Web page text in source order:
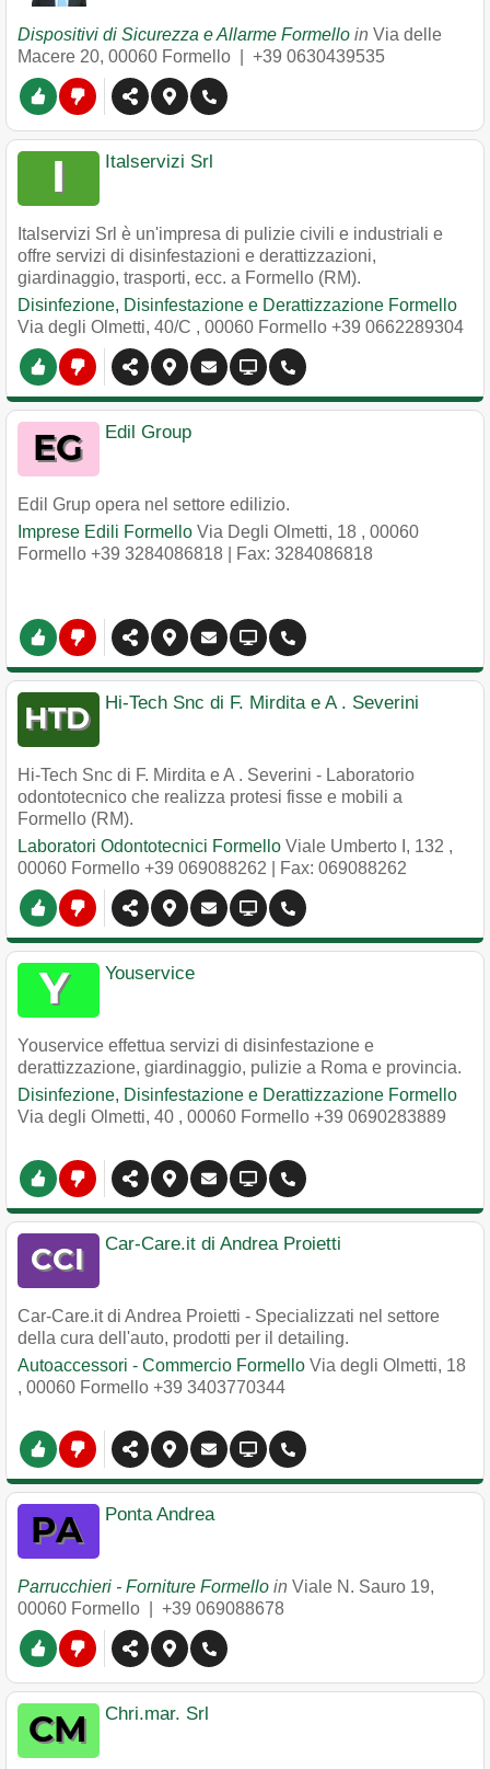
Dispositivi di Sicurezza e Allarme Formello in Via delle
Macere 20, 00060 Formello +39 0630439535
Italservizi Srl
Italservizi Srl è un'impresa di pulizie civili e industriali e
offre servizi di disinfestazioni e derattizzazioni,
giardinaggio, trasporti, ecc. a Formello (RM).
Disinfezione, Disinfestazione e Derattizzazione Formello
Via degli Olmetti, 40/C , 00060 Formello +39 0662289304
Edil Group
Edil Grup opera nel settore edilizio.
Imprese Edili Formello Via Degli Olmetti, 18 , 00060
Formello +39 3284086818 | Fax: 3284086818
Hi-Tech Snc di F. Mirdita e A . Severini
Hi-Tech Snc di F. Mirdita e A . Severini - Laboratorio
odontotecnico che realizza protesi fisse e mobili a
Formello (RM).
Laboratori Odontotecnici Formello Viale Umberto I, 132 ,
00060 Formello +39 069088262 | Fax: 069088262
Youservice
Youservice effettua servizi di disinfestazione e
derattizzazione, giardinaggio, pulizie a Roma e provincia.
Disinfezione, Disinfestazione e Derattizzazione Formello
Via degli Olmetti, 40 , 00060 Formello +39 0690283889
Car-Care.it di Andrea Proietti
Car-Care.it di Andrea Proietti - Specializzati nel settore
della cura dell'auto, prodotti per il detailing.
Autoaccessori - Commercio Formello Via degli Olmetti, 18
, 00060 Formello +39 3403770344
Ponta Andrea
Parrucchieri - Forniture Formello in Viale N. Sauro 19,
00060 Formello +39 069088678
Chri.mar. Srl